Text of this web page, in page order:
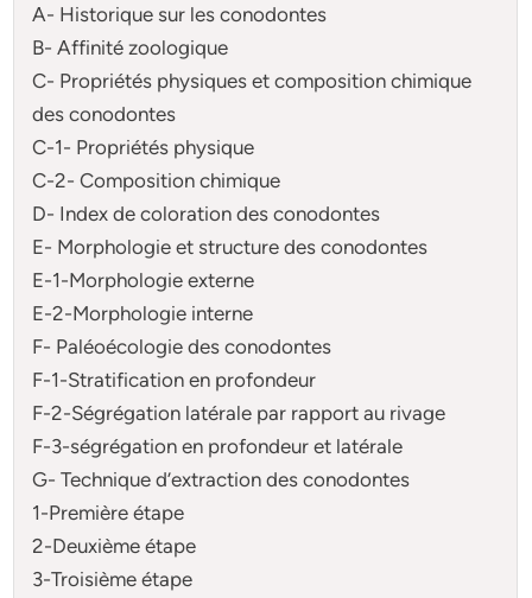
A- Historique sur les conodontes
B- Affinité zoologique
C- Propriétés physiques et composition chimique
des conodontes
C-1- Propriétés physique
C-2- Composition chimique
D- Index de coloration des conodontes
E- Morphologie et structure des conodontes
E-1-Morphologie externe
E-2-Morphologie interne
F- Paléoécologie des conodontes
F-1-Stratification en profondeur
F-2-Ségrégation latérale par rapport au rivage
F-3-ségrégation en profondeur et latérale
G- Technique d’extraction des conodontes
1-Première étape
2-Deuxième étape
3-Troisième étape